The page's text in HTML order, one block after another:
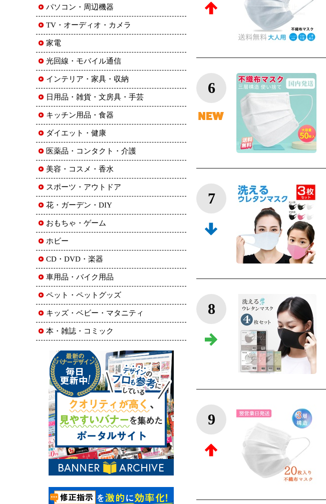
6
7
8
9
パソコン・周辺機器
TV・オーディオ・カメラ
家電
光回線・モバイル通信
インテリア・家具・収納
日用品・雑貨・文房具・手芸
キッチン用品・食器
ダイエット・健康
医薬品・コンタクト・介護
美容・コスメ・香水
スポーツ・アウトドア
花・ガーデン・DIY
おもちゃ・ゲーム
ホビー
CD・DVD・楽器
車用品・バイク用品
ペット・ペットグッズ
キッズ・ベビー・マタニティ
本・雑誌・コミック